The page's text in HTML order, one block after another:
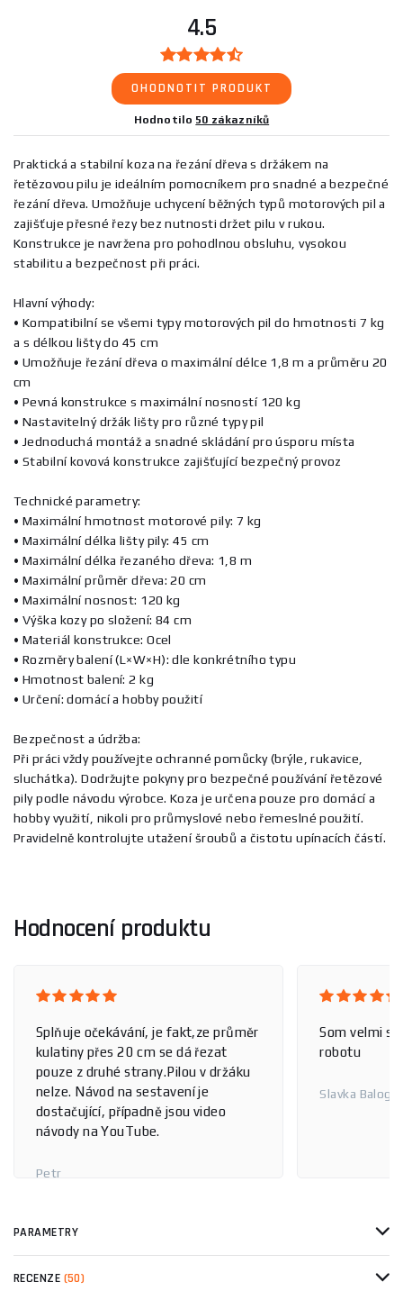
4.5
OHODNOTIT PRODUKT
Hodnotilo 50 zákazníků
Praktická a stabilní koza na řezání dřeva s držákem na
řetězovou pilu je ideálním pomocníkem pro snadné a bezpečné
řezání dřeva. Umožňuje uchycení běžných typů motorových pil a
zajišťuje přesné řezy bez nutnosti držet pilu v rukou.
Konstrukce je navržena pro pohodlnou obsluhu, vysokou
stabilitu a bezpečnost při práci.
Hlavní výhody:
• Kompatibilní se všemi typy motorových pil do hmotnosti 7 kg
a s délkou lišty do 45 cm
• Umožňuje řezání dřeva o maximální délce 1,8 m a průměru 20
cm
• Pevná konstrukce s maximální nosností 120 kg
• Nastavitelný držák lišty pro různé typy pil
• Jednoduchá montáž a snadné skládání pro úsporu místa
• Stabilní kovová konstrukce zajišťující bezpečný provoz
Technické parametry:
• Maximální hmotnost motorové pily: 7 kg
• Maximální délka lišty pily: 45 cm
• Maximální délka řezaného dřeva: 1,8 m
• Maximální průměr dřeva: 20 cm
• Maximální nosnost: 120 kg
• Výška kozy po složení: 84 cm
• Materiál konstrukce: Ocel
• Rozměry balení (L×W×H): dle konkrétního typu
• Hmotnost balení: 2 kg
• Určení: domácí a hobby použití
Bezpečnost a údržba:
Při práci vždy používejte ochranné pomůcky (brýle, rukavice,
sluchátka). Dodržujte pokyny pro bezpečné používání řetězové
pily podle návodu výrobce. Koza je určena pouze pro domácí a
hobby využití, nikoli pro průmyslové nebo řemeslné použití.
Pravidelně kontrolujte utažení šroubů a čistotu upínacích částí.
Hodnocení produktu
Splňuje očekávání, je fakt,ze průměr
kulatiny přes 20 cm se dá řezat
pouze z druhé strany.Pilou v držáku
nelze. Návod na sestavení je
dostačující, případně jsou video
návody na YouTube.
Petr
Som velmi
robotu
Slavka
PARAMETRY
RECENZE (50)